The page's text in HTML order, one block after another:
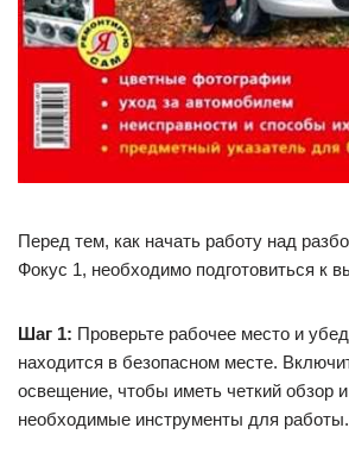
Перед тем, как начать работу над
Фокус 1, необходимо подготовиться к
Шаг 1: Проверьте рабочее место и
находится в безопасном месте.
освещение, чтобы иметь четкий обзор
необходимые инструменты для работы.